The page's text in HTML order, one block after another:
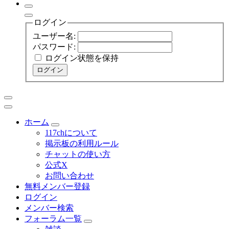
ログイン
ユーザー名:
パスワード:
ログイン状態を保持
ログイン
ホーム
117chについて
掲示板の利用ルール
チャットの使い方
公式X
お問い合わせ
無料メンバー登録
ログイン
メンバー検索
フォーラム一覧